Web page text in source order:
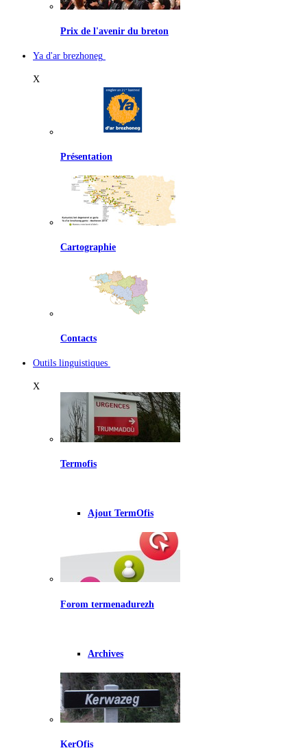
Prix de l'avenir du breton
Ya d'ar brezhoneg
X
Présentation
Cartographie
Contacts
Outils linguistiques
X
Termofis
Ajout TermOfis
Forom termenadurezh
Archives
KerOfis